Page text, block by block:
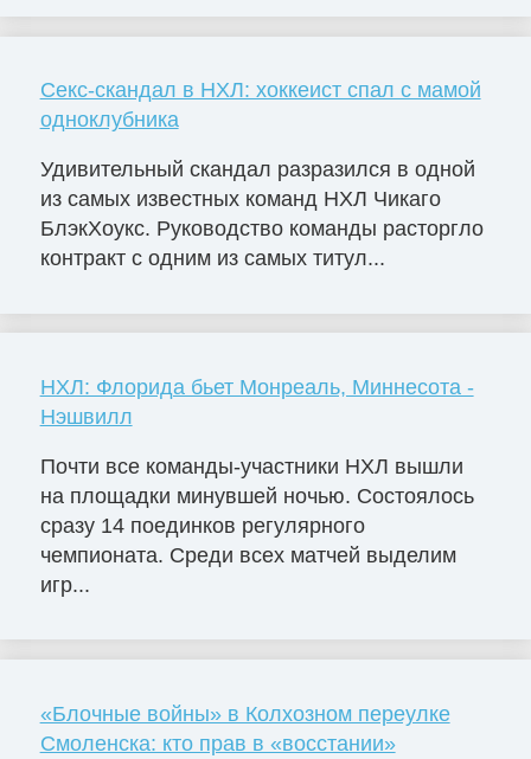
Секс-скандал в НХЛ: хоккеист спал с мамой
одноклубника
Удивительный скандал разразился в одной
из самых известных команд НХЛ Чикаго
БлэкХоукс. Руководство команды расторгло
контракт с одним из самых титул...
НХЛ: Флорида бьет Монреаль, Миннесота -
Нэшвилл
Почти все команды-участники НХЛ вышли
на площадки минувшей ночью. Состоялось
сразу 14 поединков регулярного
чемпионата. Среди всех матчей выделим
игр...
«Блочные войны» в Колхозном переулке
Смоленска: кто прав в «восстании»